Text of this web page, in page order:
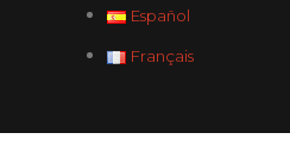
Español
Français